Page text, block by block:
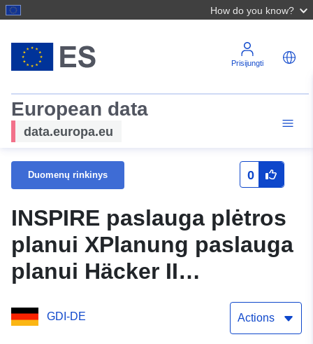
How do you know?
Prisijungti
European data
data.europa.eu
Duomenų rinkinys 0
INSPIRE paslauga plėtros
planui XPlanung paslauga
planui Häcker II
(XPlanGML 5.0.1) (INSPIRE
GDI-DE Actions